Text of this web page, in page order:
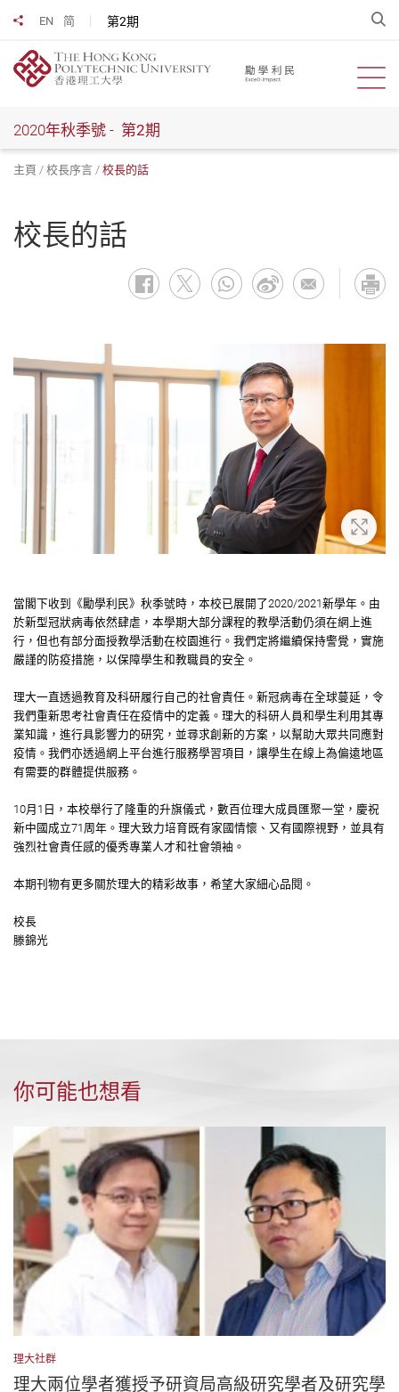
EN 简 第2期
分享到
開
2020年秋季號 - 第2期
主頁 校長序言 校長的話
校長的話
放大
當閣下收到《勵學利民》秋季號時，本校已展開了2020/2021新學年。由
於新型冠狀病毒依然肆虐，本學期大部分課程的教學活動仍須在網上進
行，但也有部分面授教學活動在校園進行。我們定將繼續保持警覺，實施
嚴謹的防疫措施，以保障學生和教職員的安全。
理大一直透過教育及科研履行自己的社會責任。新冠病毒在全球蔓延，令
我們重新思考社會責任在疫情中的定義。理大的科研人員和學生利用其專
業知識，進行具影響力的研究，並尋求創新的方案，以幫助大眾共同應對
疫情。我們亦透過網上平台進行服務學習項目，讓學生在線上為偏遠地區
有需要的群體提供服務。
10月1日，本校舉行了隆重的升旗儀式，數百位理大成員匯聚一堂，慶祝
新中國成立71周年。理大致力培育既有家國情懷、又有國際視野，並具有
強烈社會責任感的優秀專業人才和社會領袖。
本期刊物有更多關於理大的精彩故事，希望大家細心品閱。
校長
滕錦光
你可能也想看
理大社群
理大兩位學者獲授予研資局高級研究學者及研究學